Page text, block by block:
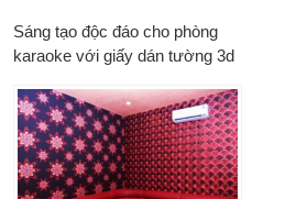
Sáng tạo độc đáo cho phòng
karaoke với giấy dán tường 3d